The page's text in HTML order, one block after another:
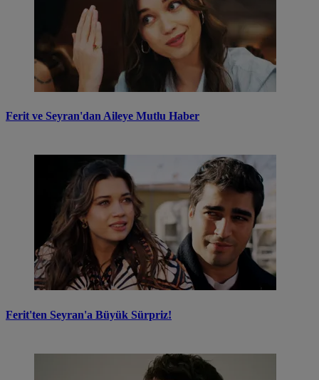
Ferit ve Seyran'dan Aileye Mutlu Haber
Ferit'ten Seyran'a Büyük Sürpriz!